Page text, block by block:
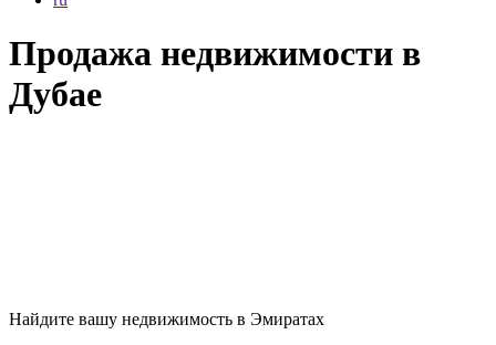
Продажа недвижимости в
Дубае
Найдите вашу недвижимость в Эмиратах